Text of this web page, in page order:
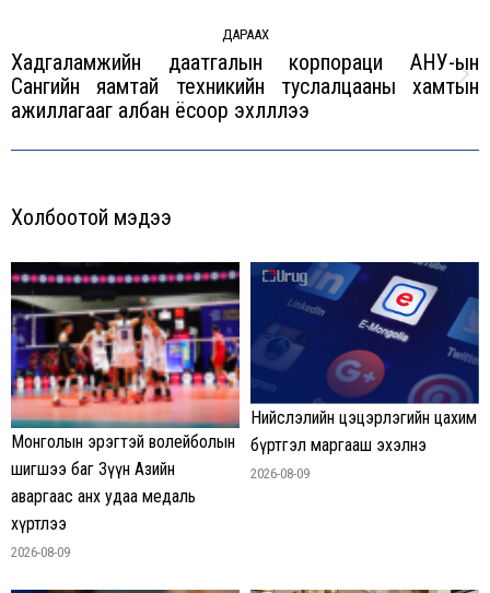
ДАРААХ
Next
post:
Хадгаламжийн даатгалын корпораци АНУ-ын
Сангийн яамтай техникийн туслалцааны хамтын
ажиллагааг албан ёсоор эхлүүллээ
Холбоотой мэдээ
Монголын эрэгтэй волейболын
шигшээ баг Зүүн Азийн
аваргаас анх удаа медаль
хүртлээ
2026-08-09
Нийслэлийн цэцэрлэгийн цахим
бүртгэл маргааш эхэлнэ
2026-08-09